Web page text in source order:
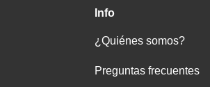
Info
¿Quiénes somos?
Preguntas frecuentes